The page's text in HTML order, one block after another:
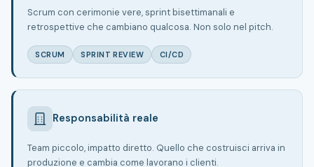
Scrum con cerimonie vere, sprint bisettimanali e
retrospettive che cambiano qualcosa. Non solo nel pitch.
SCRUM SPRINT REVIEW CI/CD
Responsabilità reale
Team piccolo, impatto diretto. Quello che costruisci arriva in
produzione e cambia come lavorano i clienti.